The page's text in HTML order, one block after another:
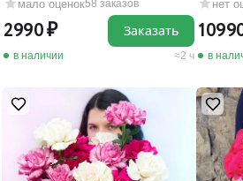
мало оценок58 заказов
2990
в наличии 2 ч
Заказать
нет
в